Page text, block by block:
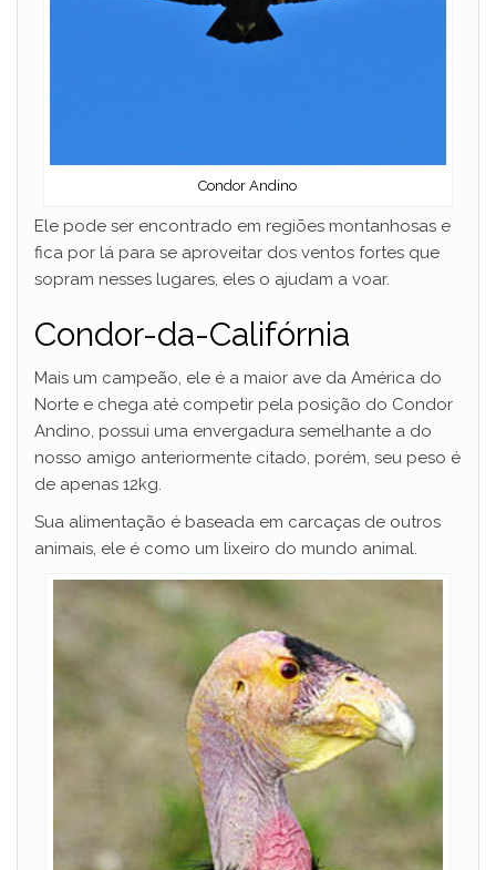
Condor Andino
Ele pode ser encontrado em regiões montanhosas e
fica por lá para se aproveitar dos ventos fortes que
sopram nesses lugares, eles o ajudam a voar.
Condor-da-Califórnia
Mais um campeão, ele é a maior ave da América do
Norte e chega até competir pela posição do Condor
Andino, possui uma envergadura semelhante a do
nosso amigo anteriormente citado, porém, seu peso é
de apenas 12kg.
Sua alimentação é baseada em carcaças de outros
animais, ele é como um lixeiro do mundo animal.